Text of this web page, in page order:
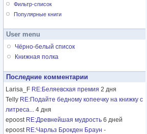
Фильтр-список
Популярные книги
User menu
Чёрно-белый список
Книжная полка
Последние комментарии
Larisa_F RE:Беляевская премия 2 дня
Telly RE:Подайте бедному копеечку на книжку с
литреса... 4 дня
epoost RE:Древнейшая мудрость 6 дней
epoost RE:Чарльз Брокден Браун -